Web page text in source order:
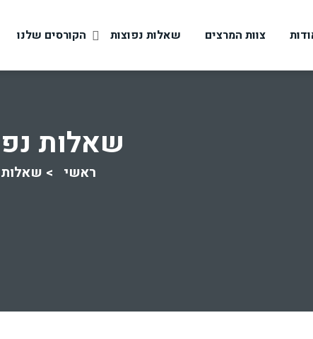
צוות המרצים שאלות נפוצות הקורסים שלנו
שאלות
ראשי שאלות